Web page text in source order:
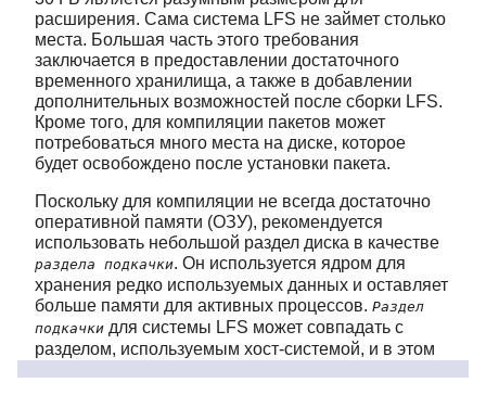
расширения. Сама система LFS не займет столько
места. Большая часть этого требования
заключается в предоставлении достаточного
временного хранилища, а также в добавлении
дополнительных возможностей после сборки LFS.
Кроме того, для компиляции пакетов может
потребоваться много места на диске, которое
будет освобождено после установки пакета.
Поскольку для компиляции не всегда достаточно
оперативной памяти (ОЗУ), рекомендуется
использовать небольшой раздел диска в качестве
раздела подкачки. Он используется ядром для
хранения редко используемых данных и оставляет
больше памяти для активных процессов. Раздел
подкачки для системы LFS может совпадать с
разделом, используемым хост-системой, и в этом